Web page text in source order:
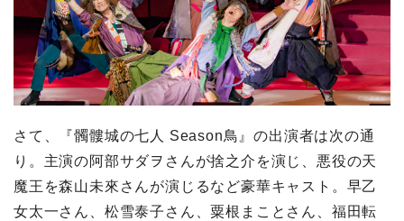
さて、『髑髏城の七人 Season鳥』の出演者は次の通
り。主演の阿部サダヲさんが捨之介を演じ、悪役の天
魔王を森山未來さんが演じるなど豪華キャスト。早乙
女太一さん、松雪泰子さん、粟根まことさん、福田転